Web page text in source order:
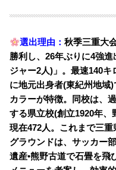
選出理由：秋季三重大
勝利し、26年ぶりに4強進
ジャー2人)」。最速140キ
に地元出身者(東紀州地域
カラーが特徴。同校は、
する県立校(創立1920年、
現在472人。これまで三重
グラウンドは、サッカー
遺産•熊野古道で石畳を飛